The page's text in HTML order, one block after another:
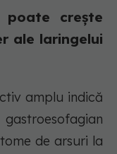
poate crește
ale laringelui
amplu indică
de arsuri la